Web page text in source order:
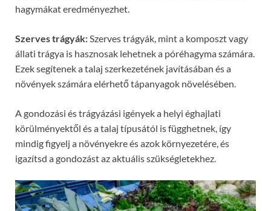
hagymákat eredményezhet.
Szerves trágyák: Szerves trágyák, mint a komposzt vagy
állati trágya is hasznosak lehetnek a póréhagyma számára.
Ezek segítenek a talaj szerkezetének javításában és a
növények számára elérhető tápanyagok növelésében.
A gondozási és trágyázási igények a helyi éghajlati
körülményektől és a talaj típusától is függhetnek, így
mindig figyelj a növényekre és azok környezetére, és
igazítsd a gondozást az aktuális szükségletekhez.